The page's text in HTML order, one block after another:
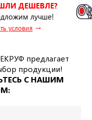
ДЕШЕВЛЕ?
лучше!
условия →
предлагает
продукции!
С НАШИМ